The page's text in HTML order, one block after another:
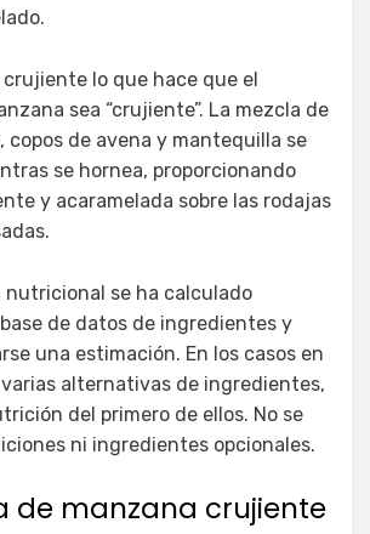
crujiente lo que hace que el
sea “crujiente”. La mezcla de
copos de avena y mantequilla se
se hornea, proporcionando
y acaramelada sobre las rodajas
se ha calculado
de datos de ingredientes y
una estimación. En los casos en
alternativas de ingredientes,
del primero de ellos. No se
ni ingredientes opcionales.
de manzana crujiente